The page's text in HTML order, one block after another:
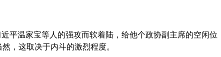
平温家宝等人的强攻而软着陆，给他个政协副主席的空闲位
，这取决于内斗的激烈程度。